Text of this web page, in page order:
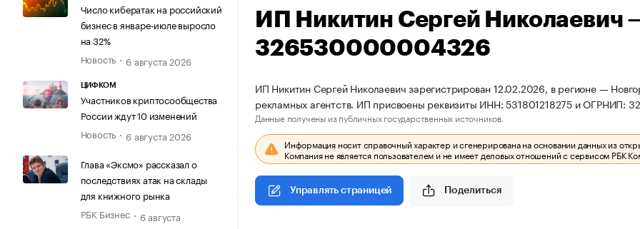
Число кибератак на российский
бизнес в январе-июле выросло
на 32%
Новость
6 августа 2026
ЦИФКОМ
Участников криптосообщества
России ждут 10 изменений
Новость
6 августа 2026
Глава «Эксмо» рассказал о
последствиях атак на склады
для книжного рынка
РБК Бизнес
6 августа
ИП Никитин Сергей
326530000004326
ИП Никитин Сергей Николаевич зарегистрирован 12.02.2026, в регионе —
рекламных агентств. ИП присвоены реквизиты ИНН: 531801218275 и ОГРНИП:
Данные получены из публичных государственных источников.
Информация носит справочный характер и сгенерирована на основании данных из
Компания не является пользователем и не имеет деловых отношений с сервисом РБК
Управлять страницей Поделиться